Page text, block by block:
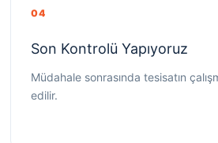
04
Son Kontrolü Yapıyoruz
Müdahale sonrasında tesisatın
edilir.